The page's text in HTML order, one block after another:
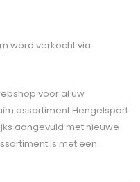
word verkocht via
voor al uw
assortiment Hengelsport
aangevuld met nieuwe
is met een